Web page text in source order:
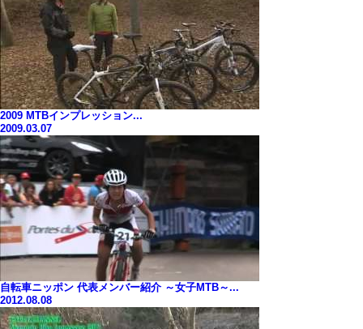
2009 MTBインプレッション...
2009.03.07
自転車ニッポン 代表メンバー紹介 ～女子MTB～...
2012.08.08